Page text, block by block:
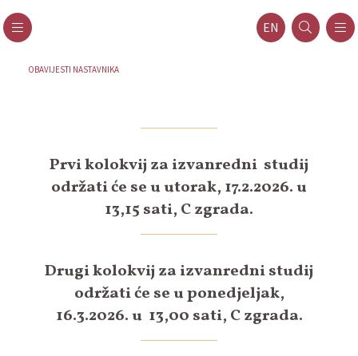
EN
OBAVIJESTI NASTAVNIKA
Prvi kolokvij za izvanredni studij
održati će se u utorak, 17.2.2026. u
13,15 sati, C zgrada.
Drugi kolokvij za izvanredni studij
održati će se u ponedjeljak,
16.3.2026. u 13,00 sati, C zgrada.